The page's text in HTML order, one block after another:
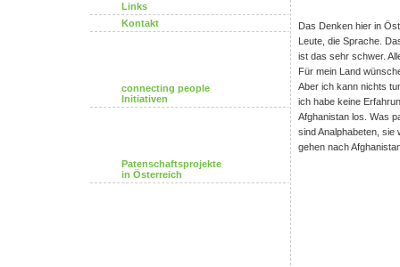
Links
Kontakt
connecting people
Initiativen
Patenschaftsprojekte
in Österreich
Das Denken hier in
Leute, die Sprache.
ist das sehr schwer.
Für mein Land
Aber ich kann nichts
ich habe keine
Afghanistan los. Was
sind Analphabeten, sie
gehen nach